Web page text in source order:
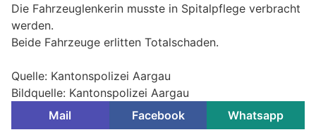
Die Fahrzeuglenkerin musste in Spitalpflege verbracht
werden.
Beide Fahrzeuge erlitten Totalschaden.
Quelle: Kantonspolizei Aargau
Bildquelle: Kantonspolizei Aargau
Mail
Facebook Whatsapp